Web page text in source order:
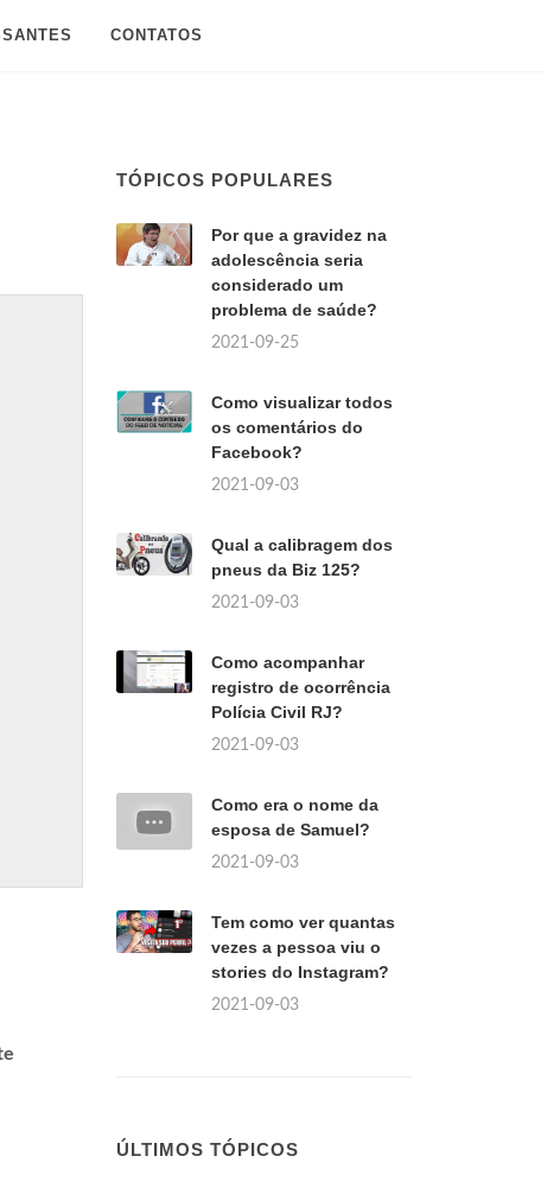
CONTATOS
TÓPICOS POPULARES
Por que a gravidez na
adolescência seria
considerado um
problema de saúde?
2021-09-25
Como visualizar todos
os comentários do
Facebook?
2021-09-03
Qual a calibragem dos
pneus da Biz 125?
2021-09-03
Como acompanhar
registro de ocorrência
Polícia Civil RJ?
2021-09-03
Como era o nome da
esposa de Samuel?
2021-09-03
Tem como ver quantas
vezes a pessoa viu o
stories do Instagram?
2021-09-03
ÚLTIMOS TÓPICOS